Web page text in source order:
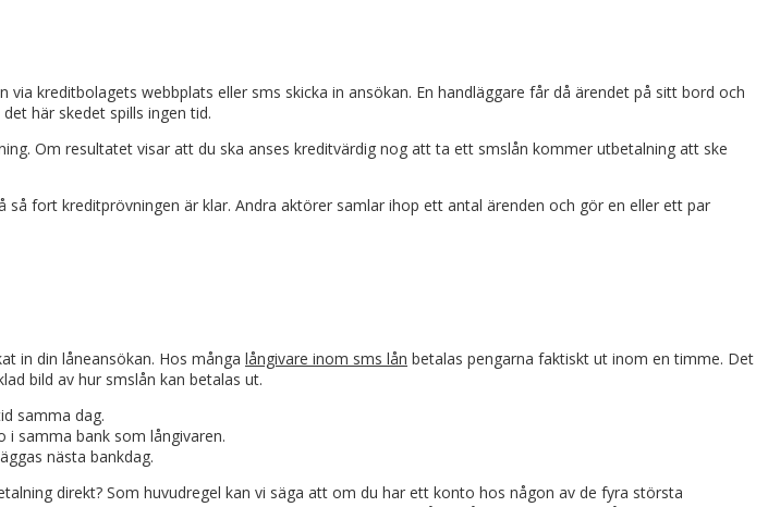
kreditbolagets webbplats eller sms skicka in ansökan. En handläggare får då ärendet på sitt bord och
här skedet spills ingen tid.
Om resultatet visar att du ska anses kreditvärdig nog att ta ett smslån kommer utbetalning att ske
fort kreditprövningen är klar. Andra aktörer samlar ihop ett antal ärenden och gör en eller ett par
in din låneansökan. Hos många långivare inom sms lån betalas pengarna faktiskt ut inom en timme. Det
bild av hur smslån kan betalas ut.
samma dag.
samma bank som långivaren.
nästa bankdag.
direkt? Som huvudregel kan vi säga att om du har ett konto hos någon av de fyra största